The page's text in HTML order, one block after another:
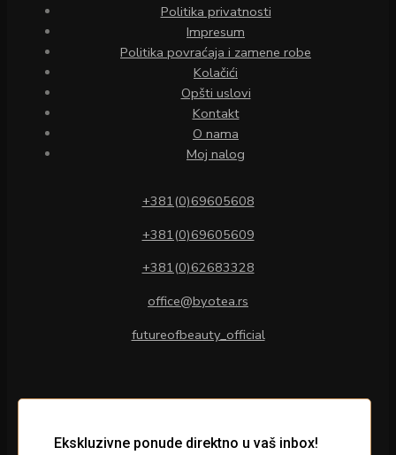
Politika privatnosti
Impresum
Politika povraćaja i zamene robe
Kolačići
Opšti uslovi
Kontakt
O nama
Moj nalog
+381(0)69605608
+381(0)69605609
+381(0)62683328
office@byotea.rs
futureofbeauty_official